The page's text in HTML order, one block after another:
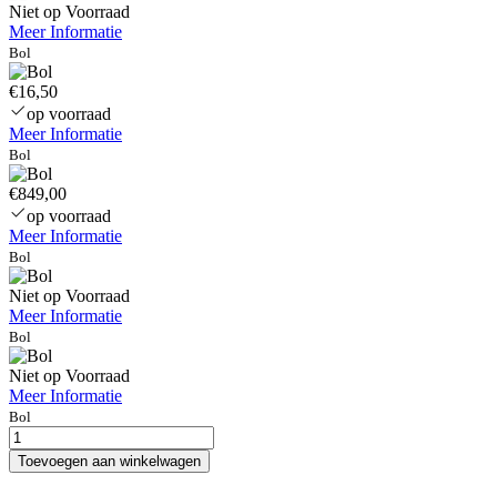
Niet op Voorraad
Meer Informatie
Bol
€16,50
op voorraad
Meer Informatie
Bol
€849,00
op voorraad
Meer Informatie
Bol
Niet op Voorraad
Meer Informatie
Bol
Niet op Voorraad
Meer Informatie
Bol
hp-
prodesk-
600-
Toevoegen aan winkelwagen